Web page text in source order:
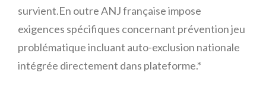
survient.En outre ANJ française impose
exigences spécifiques concernant prévention jeu
problématique incluant auto-exclusion nationale
intégrée directement dans plateforme.*